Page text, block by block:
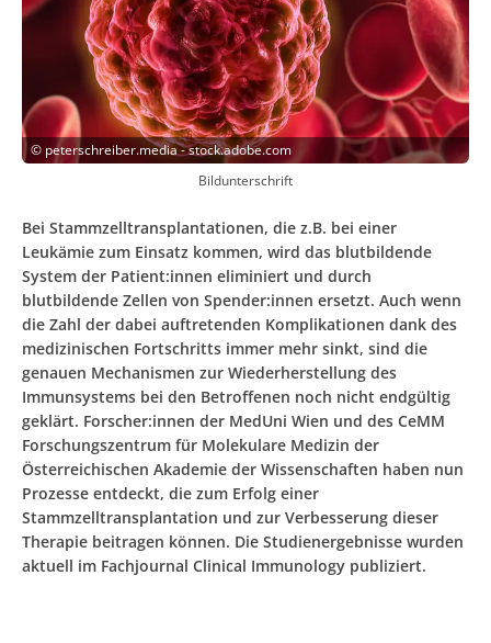
© peterschreiber.media - stock.adobe.com
Bildunterschrift
Bei Stammzelltransplantationen, die z.B. bei einer
Leukämie zum Einsatz kommen, wird das blutbildende
System der Patient:innen eliminiert und durch
blutbildende Zellen von Spender:innen ersetzt. Auch wenn
die Zahl der dabei auftretenden Komplikationen dank des
medizinischen Fortschritts immer mehr sinkt, sind die
genauen Mechanismen zur Wiederherstellung des
Immunsystems bei den Betroffenen noch nicht endgültig
geklärt. Forscher:innen der MedUni Wien und des CeMM
Forschungszentrum für Molekulare Medizin der
Österreichischen Akademie der Wissenschaften haben nun
Prozesse entdeckt, die zum Erfolg einer
Stammzelltransplantation und zur Verbesserung dieser
Therapie beitragen können. Die Studienergebnisse wurden
aktuell im Fachjournal Clinical Immunology publiziert.